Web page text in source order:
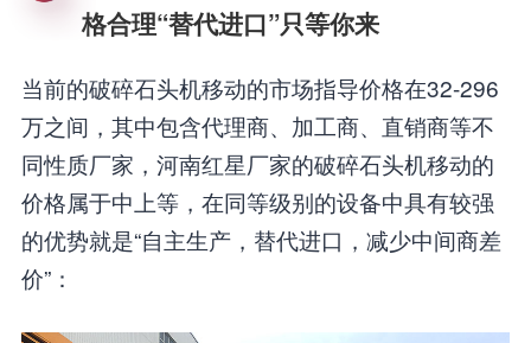
格合理“替代进口”只等你来
当前的破碎石头机移动的市场指导价格在32-296
万之间，其中包含代理商、加工商、直销商等不
同性质厂家，河南红星厂家的破碎石头机移动的
价格属于中上等，在同等级别的设备中具有较强
的优势就是“自主生产，替代进口，减少中间商差
价”：